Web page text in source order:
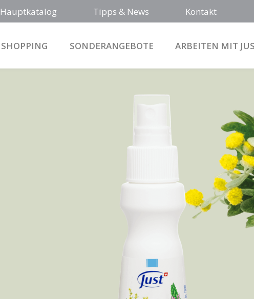
Hauptkatalog Tipps & News Kontakt
SHOPPING SONDERANGEBOTE ARBEITEN MIT